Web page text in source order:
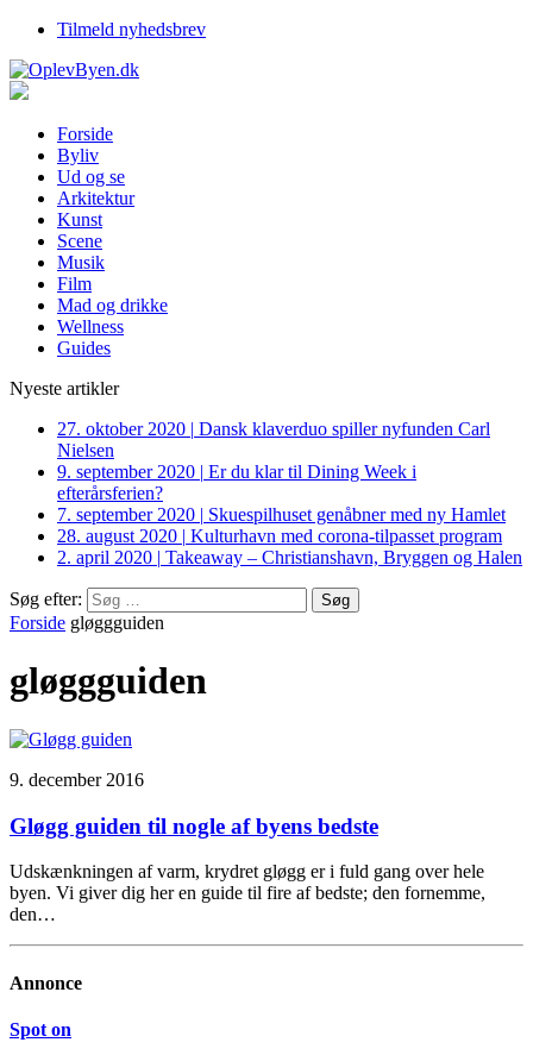
Tilmeld nyhedsbrev
Forside
Byliv
Ud og se
Arkitektur
Kunst
Scene
Musik
Film
Mad og drikke
Wellness
Guides
Nyeste artikler
27. oktober 2020 | Dansk klaverduo spiller nyfunden Carl
Nielsen
9. september 2020 | Er du klar til Dining Week i
efterårsferien?
7. september 2020 | Skuespilhuset genåbner med ny Hamlet
28. august 2020 | Kulturhavn med corona-tilpasset program
2. april 2020 | Takeaway – Christianshavn, Bryggen og Halen
Søg efter:
Forside gløggguiden
gløggguiden
9. december 2016
Gløgg guiden til nogle af byens bedste
Udskænkningen af varm, krydret gløgg er i fuld gang over hele
byen. Vi giver dig her en guide til fire af bedste; den fornemme,
den…
Annonce
Spot on